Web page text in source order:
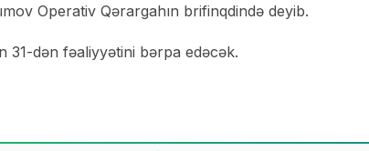
Operativ Qərargahın brifinqdində deyib.
31-dən fəaliyyətini bərpa edəcək.